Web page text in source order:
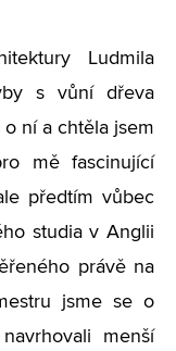
Ludmila
s vůní dřeva
ní a chtěla jsem
mě fascinující
předtím vůbec
studia v Anglii
právě na
jsme se o
menší